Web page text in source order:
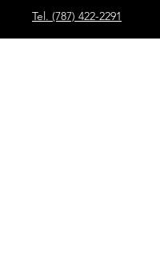
Tel. (787) 422-2291